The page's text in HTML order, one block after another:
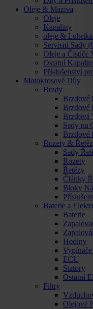
Oleje & Maziva
Oleje
Kapaliny
oleje &
Servisní Sady
Oleje a Čističe
Ostatní
Příslušenství
Motokrosové Díly
Brzdy
Brzdové
Brzdové
Brzdová
Sady na
Brzdové
Rozety &
Sady
Rozety
Řetězy
Články
Bloky
Baterie a
Baterie
Hodiny
ECU
Statory
Ostatní
Filtry
Olejové